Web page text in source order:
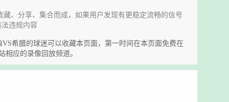
、分享、集合而成，如果用户发现有更稳定流畅的信号
违规内容
希腊的球迷可以收藏本页面，第一时间在本页面免费在
应的录像回放频道。